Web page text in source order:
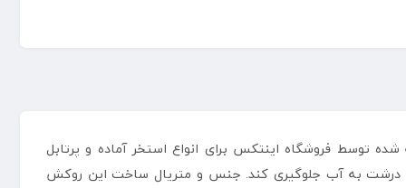
ترین لوازم جانبی عرضه شده توسط فروشگاه اینتکس برای انواع استخر آماده و پرتابل
و درشت به آب جلوگیری کند. جنس و متریال ساخت این روکش